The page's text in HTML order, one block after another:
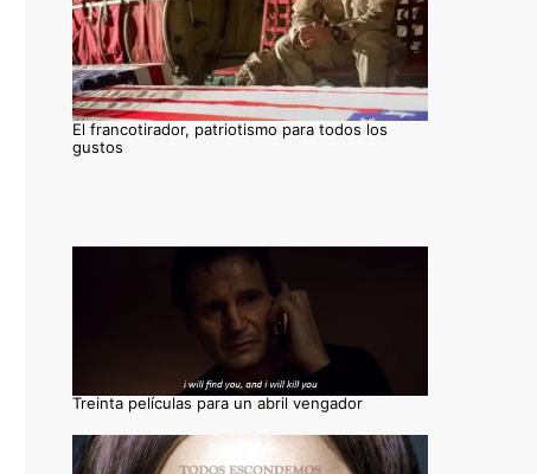
El francotirador, patriotismo para todos los
gustos
Treinta películas para un abril vengador